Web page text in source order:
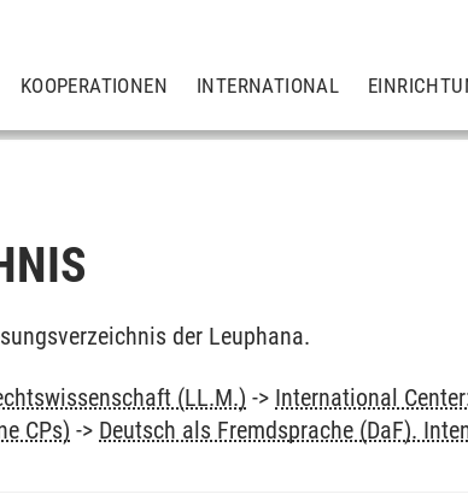
KOOPERATIONEN INTERNATIONAL
der Leuphana.
(LL.M.) -> International
CPs) -> Deutsch als Fremdsprache (DaF).